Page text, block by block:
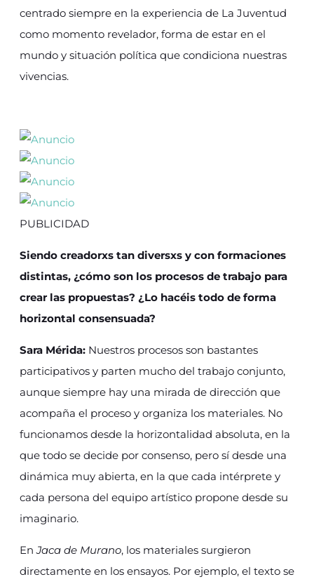
centrado siempre en la experiencia de La Juventud
como momento revelador, forma de estar en el
mundo y situación política que condiciona nuestras
vivencias.
PUBLICIDAD
Siendo creadorxs tan diversxs y con formaciones
distintas, ¿cómo son los procesos de trabajo para
crear las propuestas? ¿Lo hacéis todo de forma
horizontal consensuada?
Sara Mérida: Nuestros procesos son bastantes
participativos y parten mucho del trabajo conjunto,
aunque siempre hay una mirada de dirección que
acompaña el proceso y organiza los materiales. No
funcionamos desde la horizontalidad absoluta, en la
que todo se decide por consenso, pero sí desde una
dinámica muy abierta, en la que cada intérprete y
cada persona del equipo artístico propone desde su
imaginario.
EnJaca de Murano, los materiales surgieron
directamente en los ensayos. Por ejemplo, el texto se